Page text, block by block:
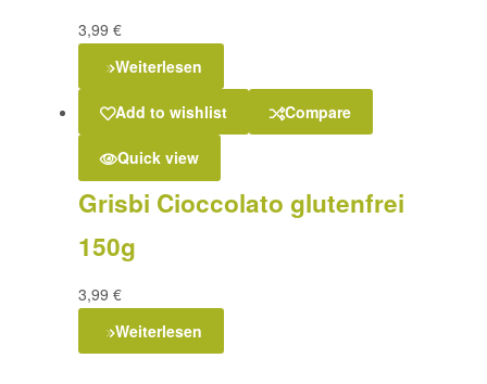
3,99 €
Weiterlesen
Add to wishlist Compare
Quick view
Grisbi Cioccolato glutenfrei
150g
3,99 €
Weiterlesen